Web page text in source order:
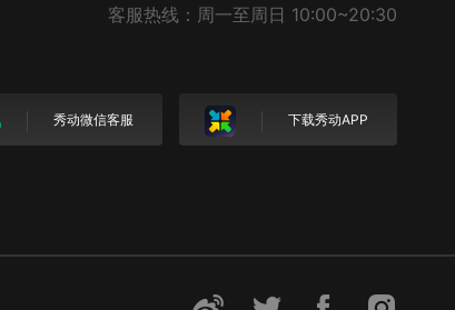
客服热线：周一至周日 10:00~20:30
秀动微信客服 下载秀动APP